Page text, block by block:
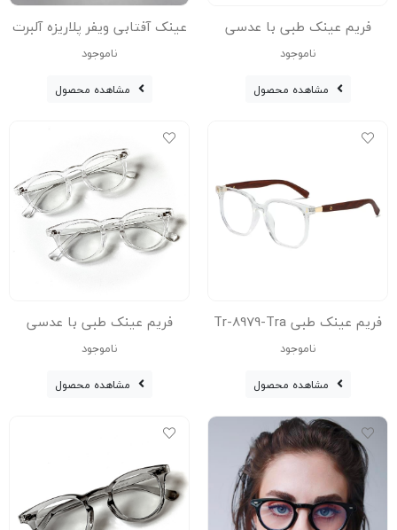
فریم عینک طبی با عدسی
بلوکات مدل Tr-8979-Blc-Gryناموجود
مشاهده محصول
عینک آفتابی ویفر پلاریزه آلبرت
وگ مدل S31107C4 Acetate
ناموجود
مشاهده محصول
فریم عینک طبی Tr-8979-Tra
با عدسی بلوکات
ناموجود
مشاهده محصول
فریم عینک طبی با عدسی
بلوکات مدل Gmt-Zn-3595-
ناموجود
مشاهده محصول